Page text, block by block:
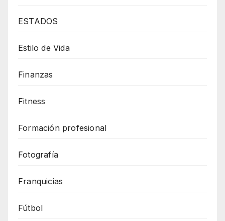
ESTADOS
Estilo de Vida
Finanzas
Fitness
Formación profesional
Fotografía
Franquicias
Fútbol